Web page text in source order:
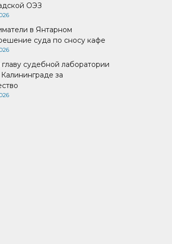
ОЭЗ
в Янтарном
суда по сносу кафе
судебной лаборатории
за